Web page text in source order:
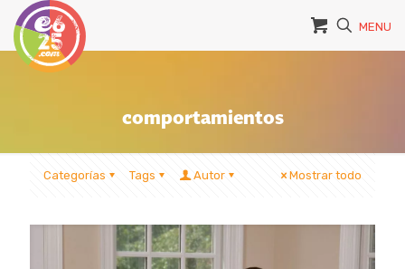
MENU
comportamientos
Categorías Tags Autor Mostrar todo